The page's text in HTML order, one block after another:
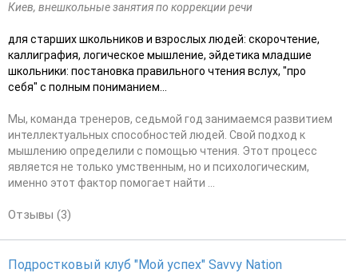
Киев, внешкольные занятия по коррекции речи
для старших школьников и взрослых людей: скорочтение,
каллиграфия, логическое мышление, эйдетика младшие
школьники: постановка правильного чтения вслух, "про
себя" с полным пониманием...
Мы, команда тренеров, седьмой год занимаемся развитием
интеллектуальных способностей людей. Свой подход к
мышлению определили с помощью чтения. Этот процесс
является не только умственным, но и психологическим,
именно этот фактор помогает найти ...
Отзывы (3)
Подростковый клуб "Мой успех" Savvy Nation